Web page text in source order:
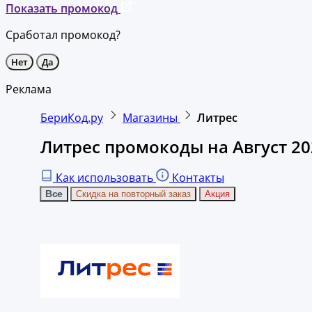
Показать промокод
Сработал промокод?
Нет Да
Реклама
БериКод.ру
Магазины Литрес
Литрес промокоды на Август
Как использовать Контакты
Все Скидка на повторный заказ Акция